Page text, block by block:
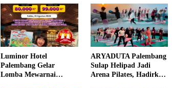
Luminor Hotel
Palembang Gelar
Lomba Mewarnai
ARYADUTA Palembang
Sulap Helipad Jadi
Arena Pilates, Hadirkan